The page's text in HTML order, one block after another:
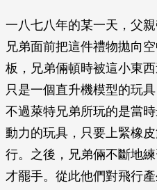
一八七八年的某一天，父
兄弟面前把這件禮物拋向
板，兄弟倆頓時被這小東
只是一個直升機模型的玩
不過萊特兄弟所玩的是當
動力的玩具，只要上緊橡
行。之後，兄弟倆不斷地
才罷手。從此他們對飛行